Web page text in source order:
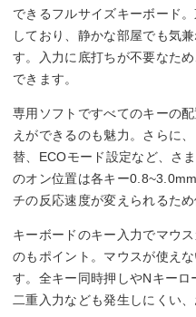
できるフルサイズキーボード
しており、静かな部屋でも気
す。入力に底打ちが不要なた
できます。
専用ソフトですべてのキーの
えができるのも魅力。さらに
替、ECOモード設定など、さ
のオン位置は各キー
チの反応速度が変えられるため
キーボードのキー入力でマウ
のもポイント。マウスが使え
す。全キー同時押しやNキーロ
二重入力なども発生しにくい